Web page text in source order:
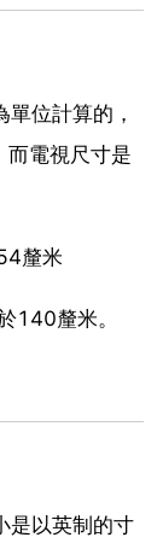
位計算的，
電視尺寸是
釐米
140釐米。
是以英制的寸